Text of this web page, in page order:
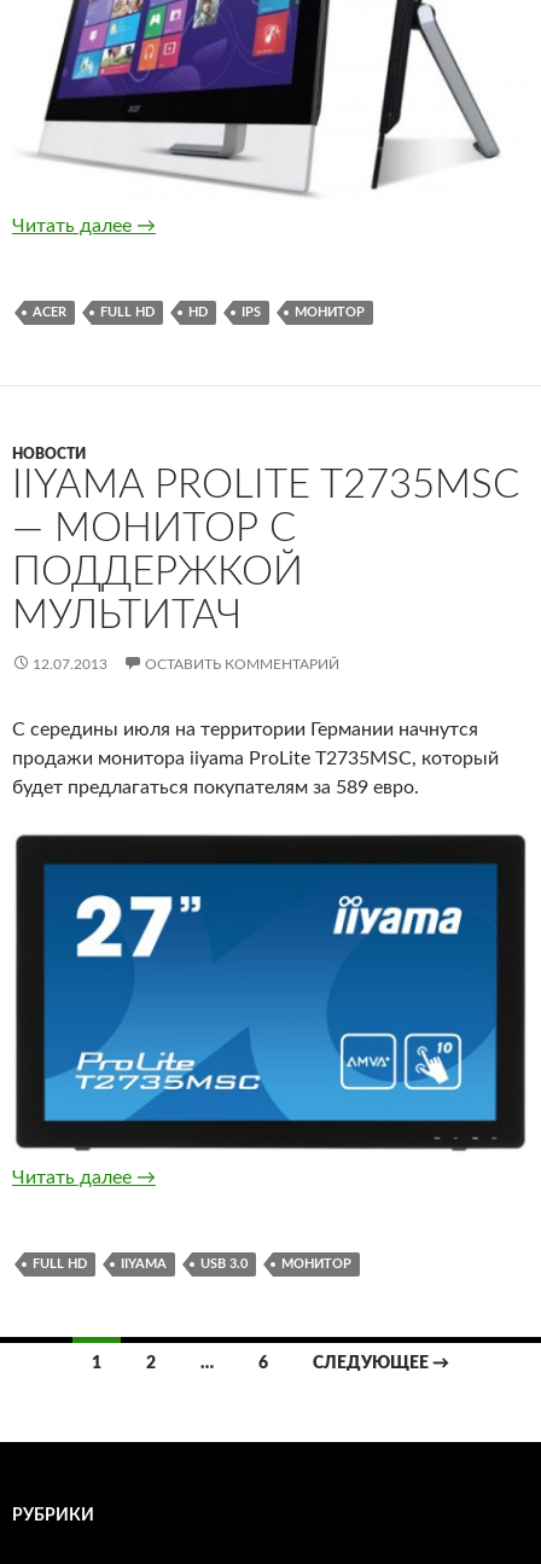
Читать далее Новая линейка мониторов Acer с IPS-
→
ACER FULL HD HD IPS МОНИТОР
НОВОСТИ
IIYAMA PROLITE T2735MSC
— МОНИТОР С
ПОДДЕРЖКОЙ
МУЛЬТИТАЧ
12.07.2013 ОСТАВИТЬ КОММЕНТАРИЙ
C середины июля на территории Германии начнутся
продажи монитора iiyama ProLite T2735MSC, который
будет предлагаться покупателям за 589 евро.
Читать далее iiyama ProLite T2735MSC — монитор с
→
FULL HD IIYAMA USB 3.0 МОНИТОР
Навигация
записям
1 2 … 6 СЛЕДУЮЩЕЕ →
РУБРИКИ